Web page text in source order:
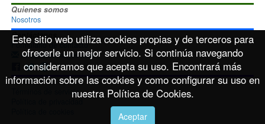
Quienes somos
Nosotros
Contáctanos
Formulario de contacto
info@disoimages.com
Términos de uso
Términos de servicio
Este sitio web utiliza cookies propias y de terceros para
ofrecerle un mejor servicio. Si continúa navegando
consideramos que acepta su uso. Encontrará más
información sobre las cookies y como configurar su uso en
nuestra Política de Cookies.
Aceptar